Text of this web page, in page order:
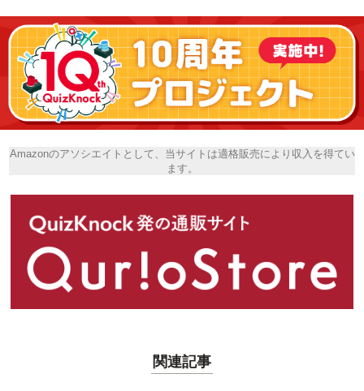
Amazonのアソシエイトとして、当サイトは適格販売により収入を得てい
ます。
関連記事